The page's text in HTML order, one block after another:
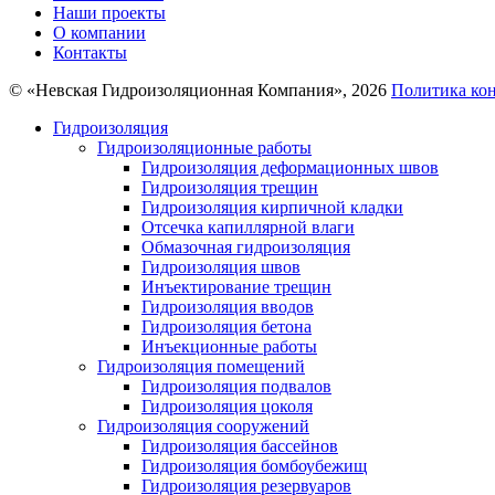
Наши проекты
О компании
Контакты
© «Невская Гидроизоляционная Компания», 2026 Политика
Гидроизоляция
Гидроизоляционные работы
Гидроизоляция деформационных швов
Гидроизоляция трещин
Гидроизоляция кирпичной кладки
Отсечка капиллярной влаги
Обмазочная гидроизоляция
Гидроизоляция швов
Инъектирование трещин
Гидроизоляция вводов
Гидроизоляция бетона
Инъекционные работы
Гидроизоляция помещений
Гидроизоляция подвалов
Гидроизоляция цоколя
Гидроизоляция сооружений
Гидроизоляция бассейнов
Гидроизоляция бомбоубежищ
Гидроизоляция резервуаров